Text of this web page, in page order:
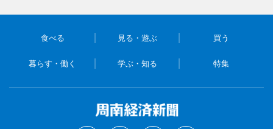
食べる 見る・遊ぶ 買う
暮らす・働く 学ぶ・知る 特集